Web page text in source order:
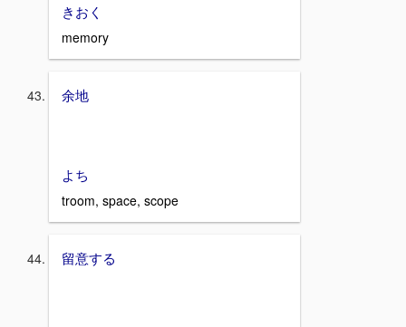
きおく
memory
余地
よち
troom, space, scope
留意する